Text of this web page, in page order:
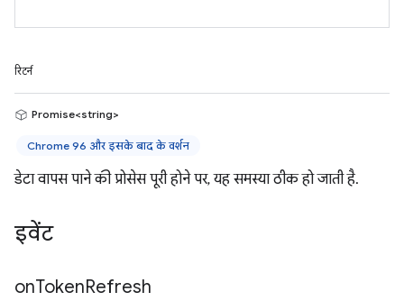
रिटर्न
Promise<string>
Chrome 96 और इसके बाद के वर्शन
डेटा वापस पाने की प्रोसेस पूरी होने पर, यह समस्या ठीक हो जाती है.
इवेंट
onTokenRefresh